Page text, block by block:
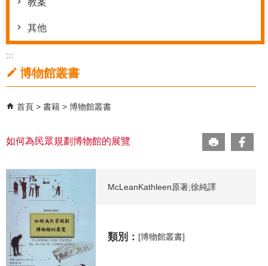
教案
其他
:::
博物館叢書
首頁 書籍 博物館叢書
如何為民眾規劃博物館的展覽
McLeanKathleen原著;徐純譯
類別： [博物館叢書]